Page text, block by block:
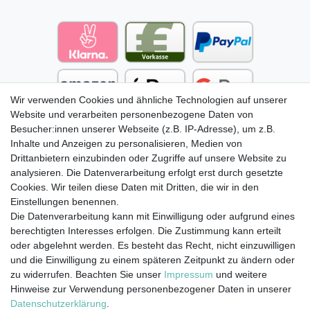
Impressum
Wir verwenden Cookies und ähnliche Technologien auf unserer
Website und verarbeiten personenbezogene Daten von
Besucher:innen unserer Webseite (z.B. IP-Adresse), um z.B.
Inhalte und Anzeigen zu personalisieren, Medien von
Drittanbietern einzubinden oder Zugriffe auf unsere Website zu
analysieren. Die Datenverarbeitung erfolgt erst durch gesetzte
Cookies. Wir teilen diese Daten mit Dritten, die wir in den
Einstellungen benennen.
Die Datenverarbeitung kann mit Einwilligung oder aufgrund eines
berechtigten Interesses erfolgen. Die Zustimmung kann erteilt
oder abgelehnt werden. Es besteht das Recht, nicht einzuwilligen
und die Einwilligung zu einem späteren Zeitpunkt zu ändern oder
zu widerrufen. Beachten Sie unser Impressum und weitere
Hinweise zur Verwendung personenbezogener Daten in unserer
Daten­schutz­erklärung